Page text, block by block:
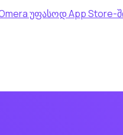
უფასოდ App Store-